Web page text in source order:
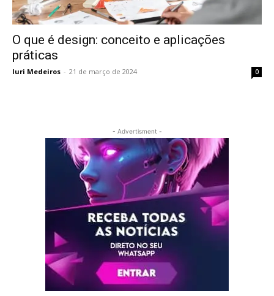
O que é design: conceito e aplicações
práticas
Iuri Medeiros - 21 de março de 2024 0
- Advertisment -